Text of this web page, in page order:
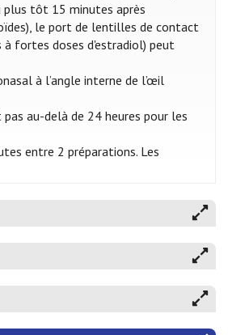
plus tôt 15 minutes après
le port de lentilles de contact
à fortes doses d'estradiol) peut
à l’angle interne de l’œil
au-delà de 24 heures pour les
entre 2 préparations. Les